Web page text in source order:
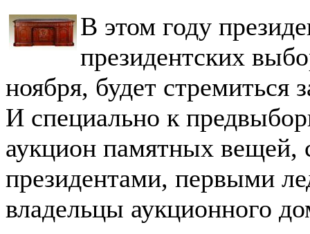
В этом году
президентских
ноября, будет стремиться
И специально к
аукцион памятных вещей,
президентами, первыми
владельцы аукционного